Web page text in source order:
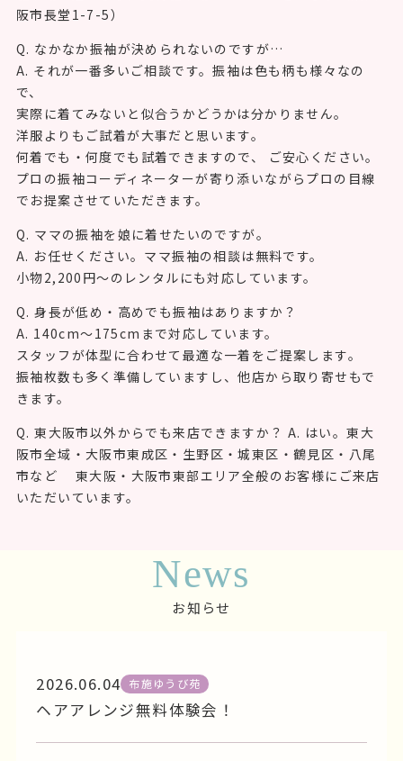
阪市長堂1-7-5）
Q. なかなか振袖が決められないのですが…
A. それが一番多いご相談です。振袖は色も柄も様々なの
で、
実際に着てみないと似合うかどうかは分かりません。
洋服よりもご試着が大事だと思います。
何着でも・何度でも試着できますので、 ご安心ください。
プロの振袖コーディネーターが寄り添いながらプロの目線
でお提案させていただきます。
Q. ママの振袖を娘に着せたいのですが。
A. お任せください。ママ振袖の相談は無料です。
小物2,200円〜のレンタルにも対応しています。
Q. 身長が低め・高めでも振袖はありますか？
A. 140cm〜175cmまで対応しています。
スタッフが体型に合わせて最適な一着をご提案します。
振袖枚数も多く準備していますし、他店から取り寄せもで
きます。
Q. 東大阪市以外からでも来店できますか？ A. はい。東大
阪市全域・大阪市東成区・生野区・城東区・鶴見区・八尾
市など 東大阪・大阪市東部エリア全般のお客様にご来店
いただいています。
News
お知らせ
2026.06.04 布施ゆうび苑
ヘアアレンジ無料体験会！